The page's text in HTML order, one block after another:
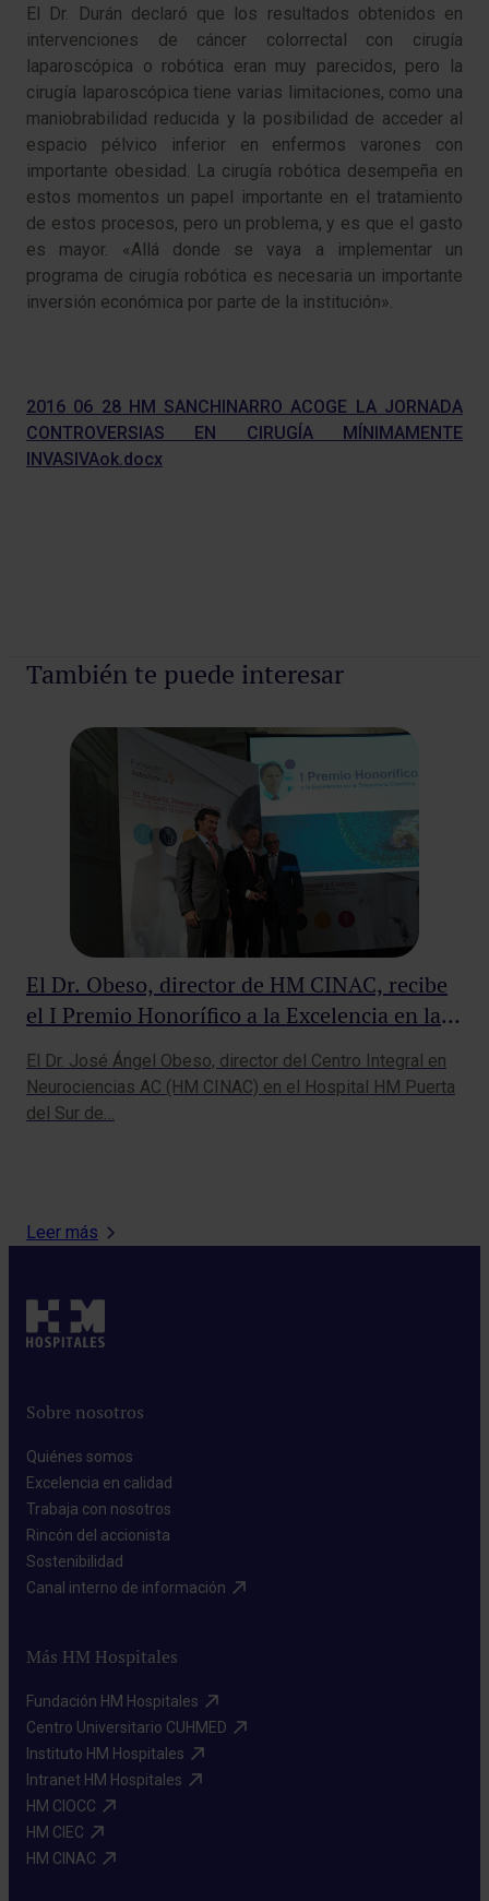
El Dr. Durán declaró que los resultados obtenidos en
intervenciones de cáncer colorrectal con cirugía
laparoscópica o robótica eran muy parecidos, pero la
cirugía laparoscópica tiene varias limitaciones, como una
maniobrabilidad reducida y la posibilidad de acceder al
espacio pélvico inferior en enfermos varones con
importante obesidad. La cirugía robótica desempeña en
estos momentos un papel importante en el tratamiento
de estos procesos, pero un problema, y es que el gasto
es mayor. «Allá donde se vaya a implementar un
programa de cirugía robótica es necesaria un importante
inversión económica por parte de la institución».​
2016 06 28 HM SANCHINARRO ACOGE LA JORNADA
CONTROVERSIAS EN CIRUGÍA MÍNIMAMENTE
INVASIVAok.docx
También te puede interesar
El Dr. Obeso, director de HM CINAC, recibe
el I Premio Honorífico a la Excelencia en la
Trayectoria Científica de la Fundación
AstraZeneca
El Dr. José Ángel Obeso, director del Centro Integral en
Neurociencias AC (HM CINAC) en el Hospital HM Puerta
del Sur de…
Leer más
Sobre nosotros
Quiénes somos​
Excelencia en calidad​
Trabaja con nosotros​
Rincón del accionista​
Sostenibilidad​
Canal interno de información​
Más HM Hospitales
Fundación HM Hospitales​
Centro Universitario CUHMED​
Instituto HM Hospitales​
Intranet HM Hospitales​
HM CIOCC​
HM CIEC​
HM CINAC​